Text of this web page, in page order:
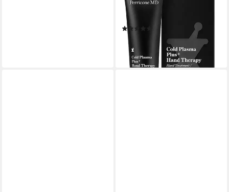
Handcreme Cold Plasma
Plus+ Hand Therapy
(1)
ab 35,00 €
(59,32 €/ 100 ml)
lieferbar - in 6-7 Werktagen bei dir